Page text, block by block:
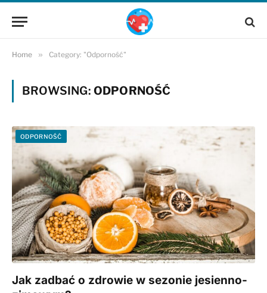
Home » Category: "Odporność"
BROWSING: ODPORNOŚĆ
ODPORNOŚĆ
Jak zadbać o zdrowie w sezonie jesienno-